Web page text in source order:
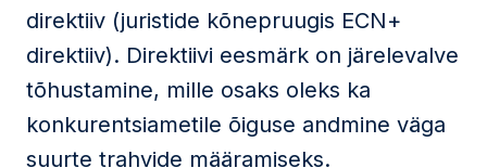
direktiiv (juristide kõnepruugis ECN+
direktiiv). Direktiivi eesmärk on järelevalve
tõhustamine, mille osaks oleks ka
konkurentsiametile õiguse andmine väga
suurte trahvide määramiseks.